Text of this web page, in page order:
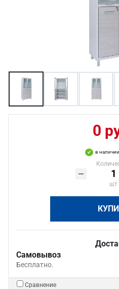
0
в
шт
Самовывоз
Бесплатно.
Сравнение